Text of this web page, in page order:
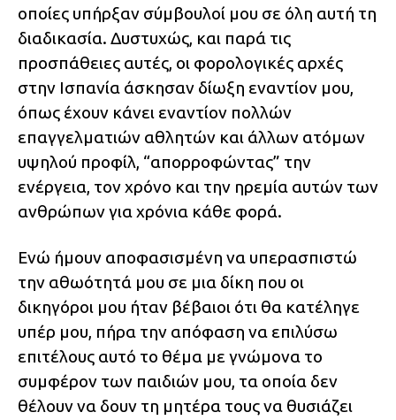
οποίες υπήρξαν σύμβουλοί μου σε όλη αυτή τη
διαδικασία. Δυστυχώς, και παρά τις
προσπάθειες αυτές, οι φορολογικές αρχές
στην Ισπανία άσκησαν δίωξη εναντίον μου,
όπως έχουν κάνει εναντίον πολλών
επαγγελματιών αθλητών και άλλων ατόμων
υψηλού προφίλ, “απορροφώντας” την
ενέργεια, τον χρόνο και την ηρεμία αυτών των
ανθρώπων για χρόνια κάθε φορά.
Ενώ ήμουν αποφασισμένη να υπερασπιστώ
την αθωότητά μου σε μια δίκη που οι
δικηγόροι μου ήταν βέβαιοι ότι θα κατέληγε
υπέρ μου, πήρα την απόφαση να επιλύσω
επιτέλους αυτό το θέμα με γνώμονα το
συμφέρον των παιδιών μου, τα οποία δεν
θέλουν να δουν τη μητέρα τους να θυσιάζει